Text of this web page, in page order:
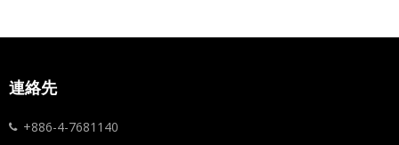
連絡先
+886-4-7681140